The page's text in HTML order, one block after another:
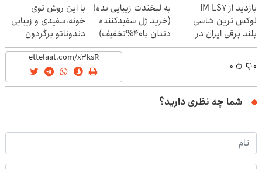
بازدید از IM LS7
لوکس ترین شاسی
بلند برقی ایران در
باشگاه انقلاب
به لبخندت زیبایی بده!
(خرید ژل سفیدکننده
دندان با40%تخفیف)
با این روش توی
خونه،سفیدی و زیبایی
دندوناتو برگردون
(40%off)
۰ ۰
شما چه نظری دارید؟